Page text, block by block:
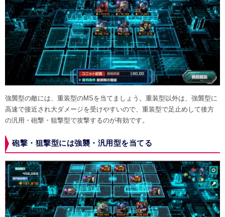
強襲型の敵には、重装型のMSを当てましょう。重装型以外は、強襲型に
高速で接近され大ダメージを受けやすいので、重装型で足止めして後方
の汎用・砲撃・狙撃型で攻撃するのが有効です。
砲撃・狙撃型には強襲・汎用型を当てる